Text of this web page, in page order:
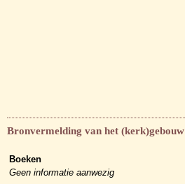
Bronvermelding van het (kerk)gebouw
Boeken
Geen informatie aanwezig